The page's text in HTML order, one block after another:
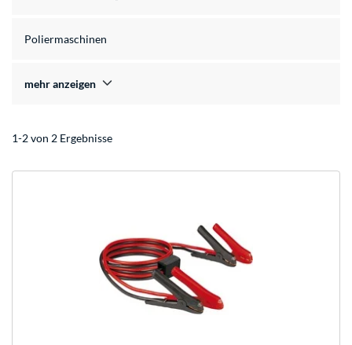
Poliermaschinen
mehr anzeigen
1-2 von 2 Ergebnisse